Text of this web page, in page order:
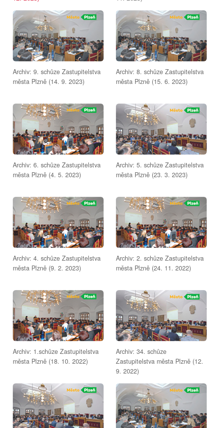
Archiv: 9. schůze Zastupitelstva
města Plzně (14. 9. 2023)
Archiv: 8. schůze Zastupitelstva
města Plzně (15. 6. 2023)
Archiv: 6. schůze Zastupitelstva
města Plzně (4. 5. 2023)
Archiv: 5. schůze Zastupitelstva
města Plzně (23. 3. 2023)
Archiv: 4. schůze Zastupitelstva
města Plzně (9. 2. 2023)
Archiv: 2. schůze Zastupitelstva
města Plzně (24. 11. 2022)
Archiv: 1.schůze Zastupitelstva
města Plzně (18. 10. 2022)
Archiv: 34. schůze
Zastupitelstva města Plzně (12.
9. 2022)